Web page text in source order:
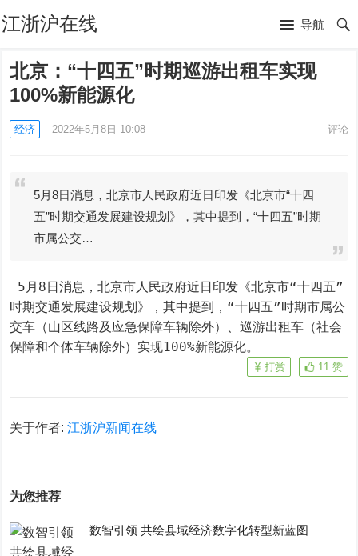
江浙沪在线 导航
北京：“十四五”时期巡游出租车实现
100%新能源化
经济 2022年5月8日 10:08 评论
5月8日消息，北京市人民政府近日印发《北京市“十四
五”时期交通发展建设规划》，其中提到，“十四五”时期
市属公交…
时期交通发展建设规划》，其中提到，“十四五”时期市属公
交车（山区线路及应急保障车辆除外）、巡游出租车（社会
保障和个体车辆除外）实现100%新能源化。
11 赞
打赏
关于作者:江浙沪新闻在线
为您推荐
数智引领 共绘县域经济数字化转型新蓝图